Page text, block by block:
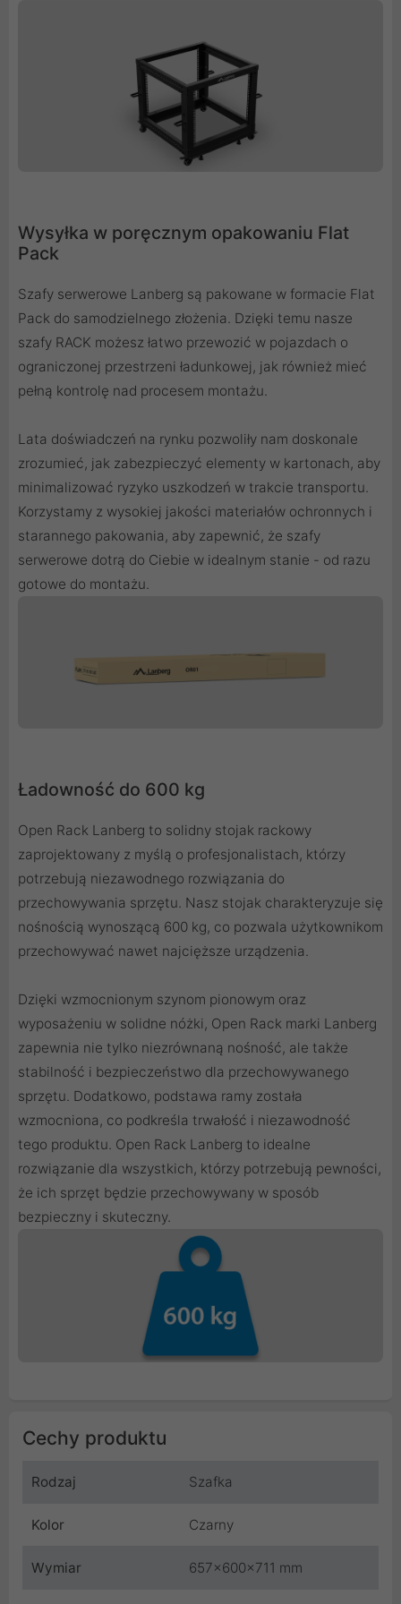
Wysyłka w poręcznym opakowaniu Flat
Pack
Szafy serwerowe Lanberg są pakowane w formacie Flat
Pack do samodzielnego złożenia. Dzięki temu nasze
szafy RACK możesz łatwo przewozić w pojazdach o
ograniczonej przestrzeni ładunkowej, jak również mieć
pełną kontrolę nad procesem montażu.
Lata doświadczeń na rynku pozwoliły nam doskonale
zrozumieć, jak zabezpieczyć elementy w kartonach, aby
minimalizować ryzyko uszkodzeń w trakcie transportu.
Korzystamy z wysokiej jakości materiałów ochronnych i
starannego pakowania, aby zapewnić, że szafy
serwerowe dotrą do Ciebie w idealnym stanie - od razu
gotowe do montażu.
Ładowność do 600 kg
Open Rack Lanberg to solidny stojak rackowy
zaprojektowany z myślą o profesjonalistach, którzy
potrzebują niezawodnego rozwiązania do
przechowywania sprzętu. Nasz stojak charakteryzuje się
nośnością wynoszącą 600 kg, co pozwala użytkownikom
przechowywać nawet najcięższe urządzenia.
Dzięki wzmocnionym szynom pionowym oraz
wyposażeniu w solidne nóżki, Open Rack marki Lanberg
zapewnia nie tylko niezrównaną nośność, ale także
stabilność i bezpieczeństwo dla przechowywanego
sprzętu. Dodatkowo, podstawa ramy została
wzmocniona, co podkreśla trwałość i niezawodność
tego produktu. Open Rack Lanberg to idealne
rozwiązanie dla wszystkich, którzy potrzebują pewności,
że ich sprzęt będzie przechowywany w sposób
bezpieczny i skuteczny.
Cechy produktu
Rodzaj Szafka
Kolor Czarny
Wymiar 657x600x711 mm